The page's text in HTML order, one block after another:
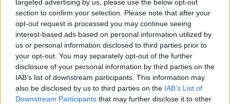
targeted advertising by us, please use the below opt-out
section to confirm your selection. Please note that after your
opt-out request is processed you may continue seeing
interest-based ads based on personal information utilized by
us or personal information disclosed to third parties prior to
your opt-out. You may separately opt-out of the further
disclosure of your personal information by third parties on the
IAB’s list of downstream participants. This information may
also be disclosed by us to third parties on the IAB’s List of
Downstream Participants that may further disclose it to other
© RIPRODUZIONE RISERVATA
Vai alla home